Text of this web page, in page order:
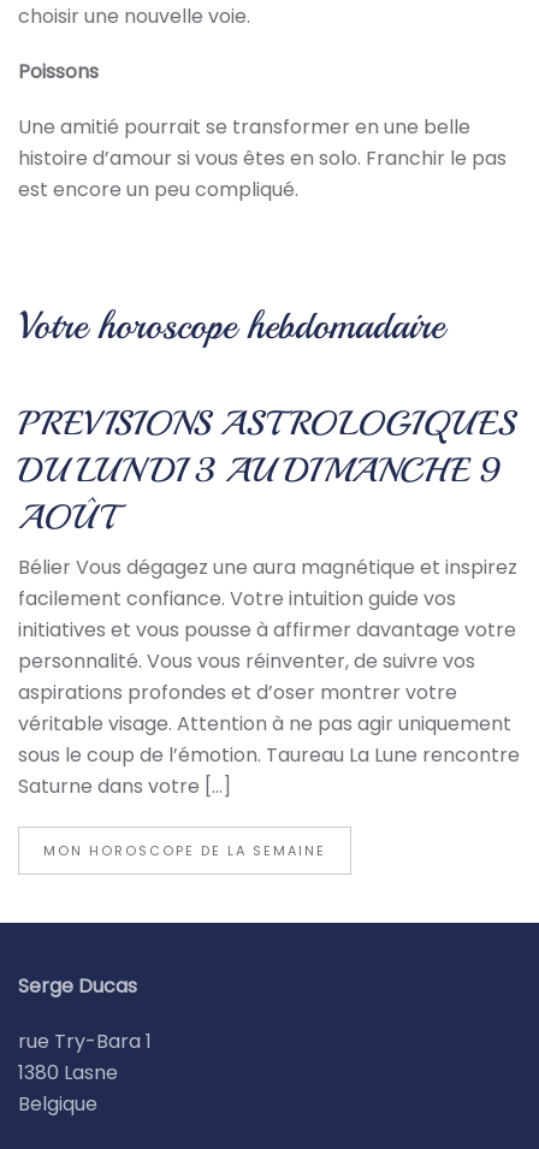
choisir une nouvelle voie.
Poissons
Une amitié pourrait se transformer en une belle
histoire d’amour si vous êtes en solo. Franchir le pas
est encore un peu compliqué.
Votre horoscope hebdomadaire
PREVISIONS ASTROLOGIQUES
DU LUNDI 3 AU DIMANCHE 9
AOÛT
Bélier Vous dégagez une aura magnétique et inspirez
facilement confiance. Votre intuition guide vos
initiatives et vous pousse à affirmer davantage votre
personnalité. Vous vous réinventer, de suivre vos
aspirations profondes et d’oser montrer votre
véritable visage. Attention à ne pas agir uniquement
sous le coup de l’émotion. Taureau La Lune rencontre
Saturne dans votre […]
MON HOROSCOPE DE LA SEMAINE
Serge Ducas
rue Try-Bara 1
1380 Lasne
Belgique